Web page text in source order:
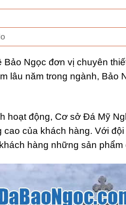
Ngọc đơn vị chuyên
lâu năm trong ngành,
hoạt động, Cơ sở Đá Mỹ
cao của khách hàng. Với
hàng những sản